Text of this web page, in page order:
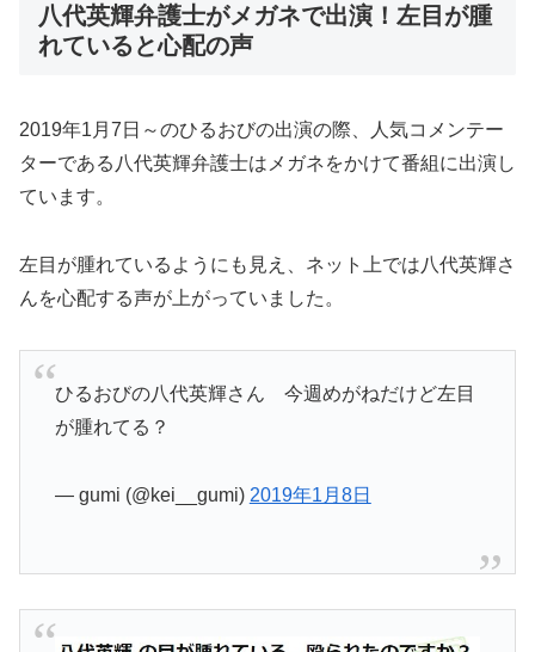
八代英輝弁護士がメガネで出演！左目が腫
れていると心配の声
2019年1月7日～のひるおびの出演の際、人気コメンテー
ターである八代英輝弁護士はメガネをかけて番組に出演し
ています。
左目が腫れているようにも見え、ネット上では八代英輝さ
んを心配する声が上がっていました。
ひるおびの八代英輝さん 今週めがねだけど左目
が腫れてる？
— gumi (@kei__gumi) 2019年1月8日